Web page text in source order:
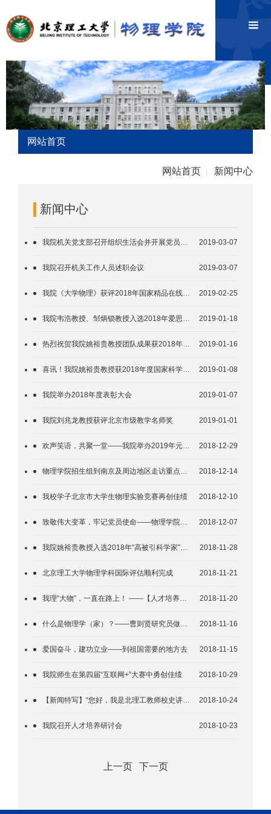
网站首页
网站首页 新闻中心
新闻中心
2019-03-07
我院机关党支部召开组织生活会并开展党员民主评议
2019-03-07
我院召开机关工作人员述职会议
2019-02-25
我院《大学物理》获评2018年国家精品在线开放课程
2019-01-18
我院韦浩教授、邹炳锁教授入选2018年爱思唯尔高被引学者名单
2019-01-16
热烈祝贺我院姚裕贵教授团队成果获2018年度国家自然科学奖二等奖！
2019-01-08
喜讯！我院姚裕贵教授获2018年度国家科学技术奖二等奖
2019-01-07
我院举办2018年度表彰大会
2019-01-01
我院刘兆龙教授获评北京市级教学名师奖
2018-12-29
欢声笑语，共聚一堂——我院举办2019年元旦晚会
2018-12-14
物理学院招生组到南京及周边地区走访重点中学
2018-12-10
我校学子北京市大学生物理实验竞赛再创佳绩
2018-12-07
致敬伟大变革，牢记党员使命——物理学院党委组织教师党员参观“庆祝改革开放40周年大型展览”
2018-11-28
我院姚裕贵教授入选2018年“高被引科学家”名单
2018-11-21
北京理工大学物理学科国际评估顺利完成
2018-11-20
我理“大物”，一直在路上！ ——【人才培养系列报道】北京理工大学大学物理教学工作纪实
2018-11-16
什么是物理学（家）？——曹则贤研究员做客北理工百家大讲堂
2018-11-15
爱国奋斗，建功立业——到祖国需要的地方去
2018-10-29
我院师生在第四届“互联网+”大赛中勇创佳绩
2018-10-24
【新闻特写】“您好，我是北理工教师校史讲解员”
2018-10-23
我院召开人才培养研讨会
上一页 下一页